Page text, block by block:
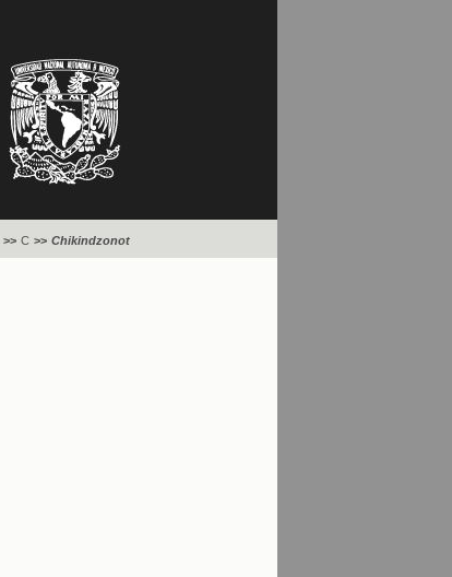
>> C >> Chikindzonot